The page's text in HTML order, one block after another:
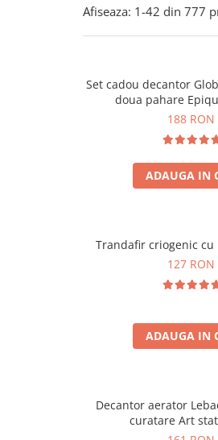
Afiseaza: 1-42 din 777
Set cadou decantor
doua pahare
188 RON
ADAUGA IN
Trandafir criogenic
127 RON
ADAUGA IN
Decantor aerator
curatare Art